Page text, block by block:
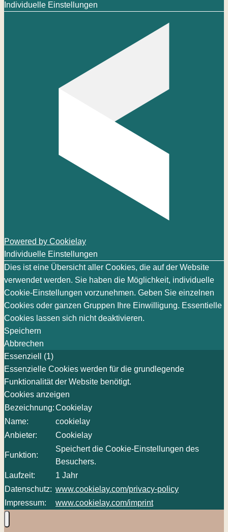
Individuelle Einstellungen
Powered by Cookielay
Individuelle Einstellungen
Dies ist eine Übersicht aller Cookies, die auf der Website
verwendet werden. Sie haben die Möglichkeit, individuelle
Cookie-Einstellungen vorzunehmen. Geben Sie einzelnen
Cookies oder ganzen Gruppen Ihre Einwilligung. Essentielle
Cookies lassen sich nicht deaktivieren.
Speichern
Abbrechen
Essenziell (1)
Essenzielle Cookies werden für die grundlegende
Funktionalität der Website benötigt.
Cookies anzeigen
Bezeichnung:Cookielay
Name:
cookielay
Anbieter:
Cookielay
Funktion:
Speichert die Cookie-Einstellungen des
Besuchers.
Laufzeit:
1 Jahr
Datenschutz: www.cookielay.com/privacy-policy
Impressum:
www.cookielay.com/imprint